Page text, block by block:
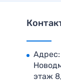
Адрес:
этаж